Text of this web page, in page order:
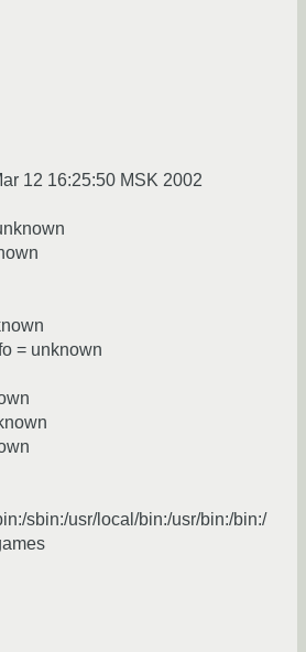
12 16:25:50 MSK 2002
= unknown
sbin:/usr/local/bin:/usr/bin:/bin:/